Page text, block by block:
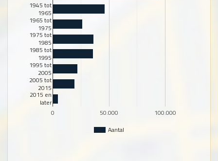
Aantal
0 50.000 100.000
1945 tot
1965
1965 tot
1975
1975 tot
1985
1985 tot
1995
1995 tot
2005
2005 tot
2015
2015 en
later